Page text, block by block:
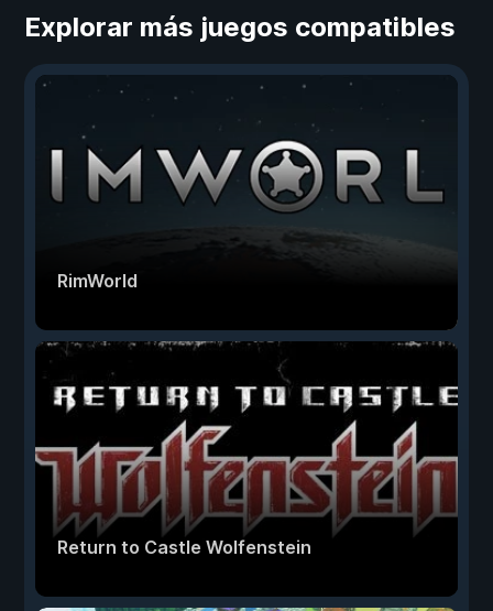
Explorar más juegos compatibles
RimWorld
Return to Castle Wolfenstein